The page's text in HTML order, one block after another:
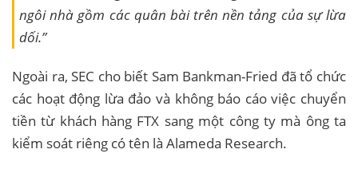
ngôi nhà gồm các quân bài trên nền tảng của sự lừa
dối.”
Ngoài ra, SEC cho biết Sam Bankman-Fried đã tổ chức
các hoạt động lừa đảo và không báo cáo việc chuyển
tiền từ khách hàng FTX sang một công ty mà ông ta
kiểm soát riêng có tên là Alameda Research.